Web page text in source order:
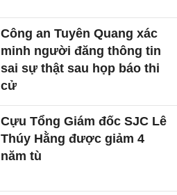
Công an Tuyên Quang xác
minh người đăng thông tin
sai sự thật sau họp báo thi
cử
Cựu Tổng Giám đốc SJC Lê
Thúy Hằng được giảm 4
năm tù